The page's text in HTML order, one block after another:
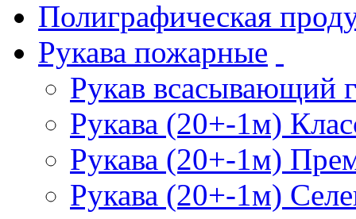
Полиграфическая
Рукава пожарные
Рукав всасывающий
Рукава (20+-1м)
Рукава (20+-1м)
Рукава (20+-1м)